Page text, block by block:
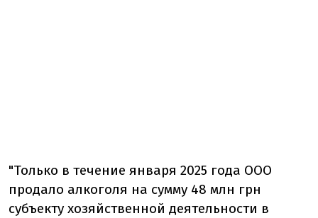
"Только в течение января 2025 года ООО
продало алкоголя на сумму 48 млн грн
субъекту хозяйственной деятельности в